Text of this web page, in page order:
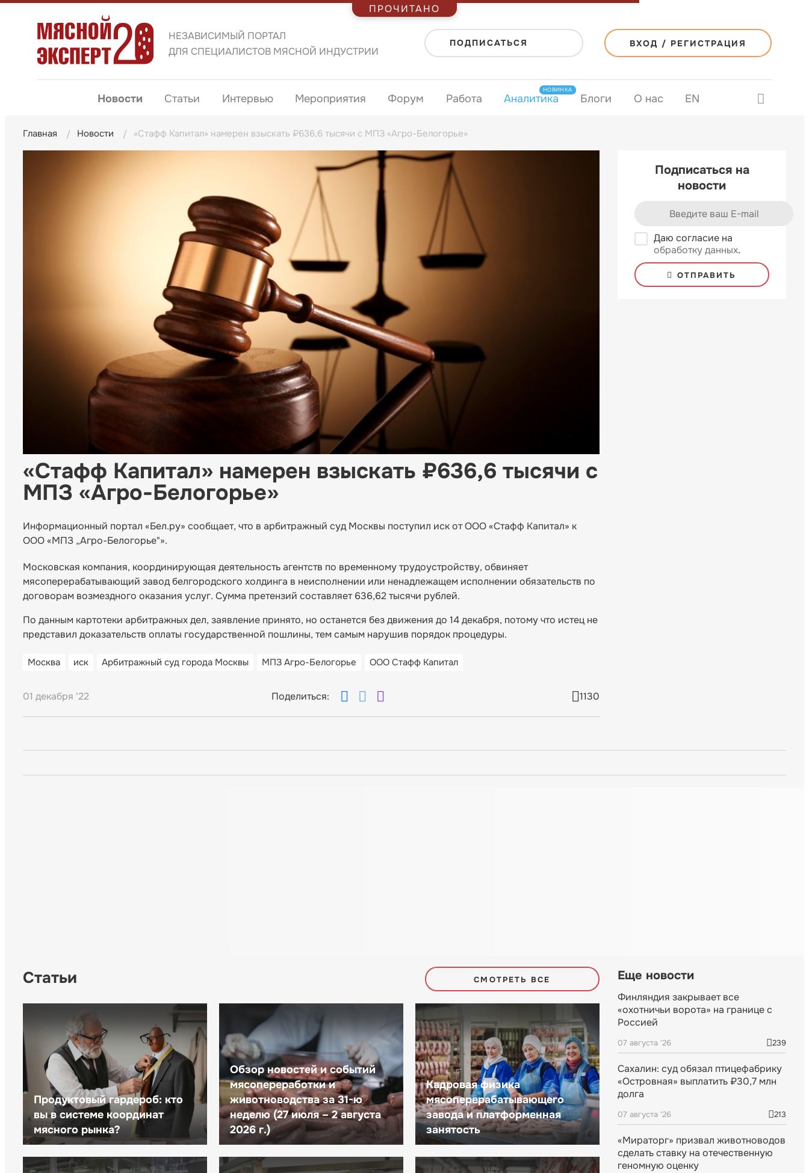
НЕЗАВИСИМЫЙ ПОРТАЛ
ДЛЯ СПЕЦИАЛИСТОВ МЯСНОЙ ИНДУСТРИИ
ПОДПИСАТЬСЯ ВХОД / РЕГИСТРАЦИЯ
Новости Статьи Интервью Мероприятия Форум Работа Аналитика
НОВИНКА
Блоги О нас EN
Главная Новости «Стафф Капитал» намерен взыскать ₽636,6 тысячи с МПЗ «Агро-Белогорье»
«Стафф Капитал» намерен взыскать ₽636,6 тысячи с
МПЗ «Агро-Белогорье»
Информационный портал «Бел.ру» сообщает, что в арбитражный суд Москвы поступил иск от ООО «Стафф Капитал» к
ООО «МПЗ „Агро-Белогорье"».
Московская компания, координирующая деятельность агентств по временному трудоустройству, обвиняет
мясоперерабатывающий завод белгородского холдинга в неисполнении или ненадлежащем исполнении обязательств по
договорам возмездного оказания услуг. Сумма претензий составляет 636,62 тысячи рублей.
По данным картотеки арбитражных дел, заявление принято, но останется без движения до 14 декабря, потому что истец не
представил доказательств оплаты государственной пошлины, тем самым нарушив порядок процедуры.
Москва иск Арбитражный суд города Москвы МПЗ Агро-Белогорье ООО Стафф Капитал
01 декабря '22 Поделиться: 1130
Подписаться на
новости
Даю согласие на
обработку данных.
ОТПРАВИТЬ
Статьи СМОТРЕТЬ ВСЕ
Продуктовый гардероб: кто
вы в системе координат
мясного рынка?
Обзор новостей и событий
мясопереработки и
животноводства за 31-ю
неделю (27 июля – 2 августа
2026 г.)
Кадровая физика
мясоперерабатывающего
завода и платформенная
занятость
Еще новости
Финляндия закрывает все
«охотничьи ворота» на границе с
Россией
07 августа '26 239
Сахалин: суд обязал птицефабрику
«Островная» выплатить ₽30,7 млн
долга
07 августа '26 213
«Мираторг» призвал животноводов
сделать ставку на отечественную
геномную оценку
ПРОЧИТАНО